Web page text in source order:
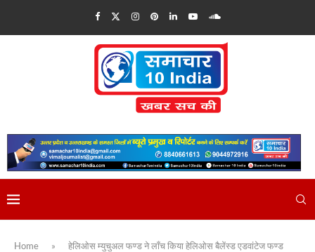
Home » हेलिओस म्युचुअल फण्ड ने लॉंच किया हेलिओस बैलेंस्ड एडवांटेज फण्ड